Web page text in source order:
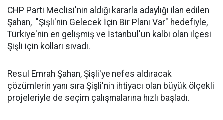
CHP Parti Meclisi'nin aldığı kararla adaylığı ilan edilen
Şahan, "Şişli'nin Gelecek İçin Bir Planı Var" hedefiyle,
Türkiye'nin en gelişmiş ve İstanbul'un kalbi olan ilçesi
Şişli için kolları sıvadı.
Resul Emrah Şahan, Şişli'ye nefes aldıracak
çözümlerin yanı sıra Şişli'nin ihtiyacı olan büyük ölçekli
projeleriyle de seçim çalışmalarına hızlı başladı.